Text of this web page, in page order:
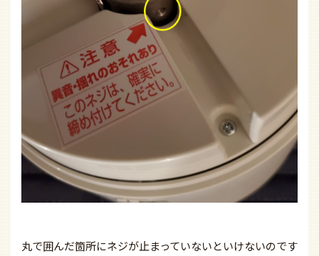
丸で囲んだ箇所にネジが止まっていないといけないのです